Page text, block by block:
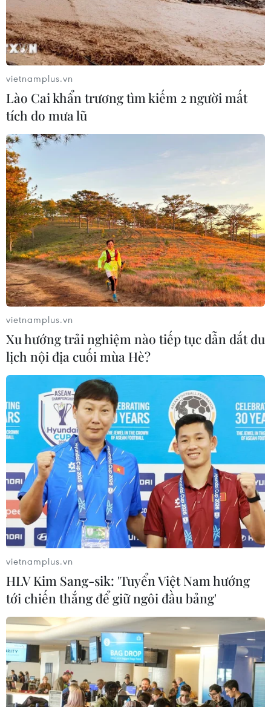
vietnamplus.vn
Lào Cai khẩn trương tìm kiếm 2 người mất
tích do mưa lũ
vietnamplus.vn
Xu hướng trải nghiệm nào tiếp tục dẫn dắt du
lịch nội địa cuối mùa Hè?
vietnamplus.vn
HLV Kim Sang-sik: 'Tuyển Việt Nam hướng
tới chiến thắng để giữ ngôi đầu bảng'